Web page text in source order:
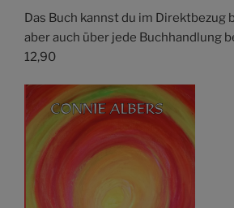
Das Buch kannst du im Direktbezug
aber auch über jede Buchhandlung
12,90